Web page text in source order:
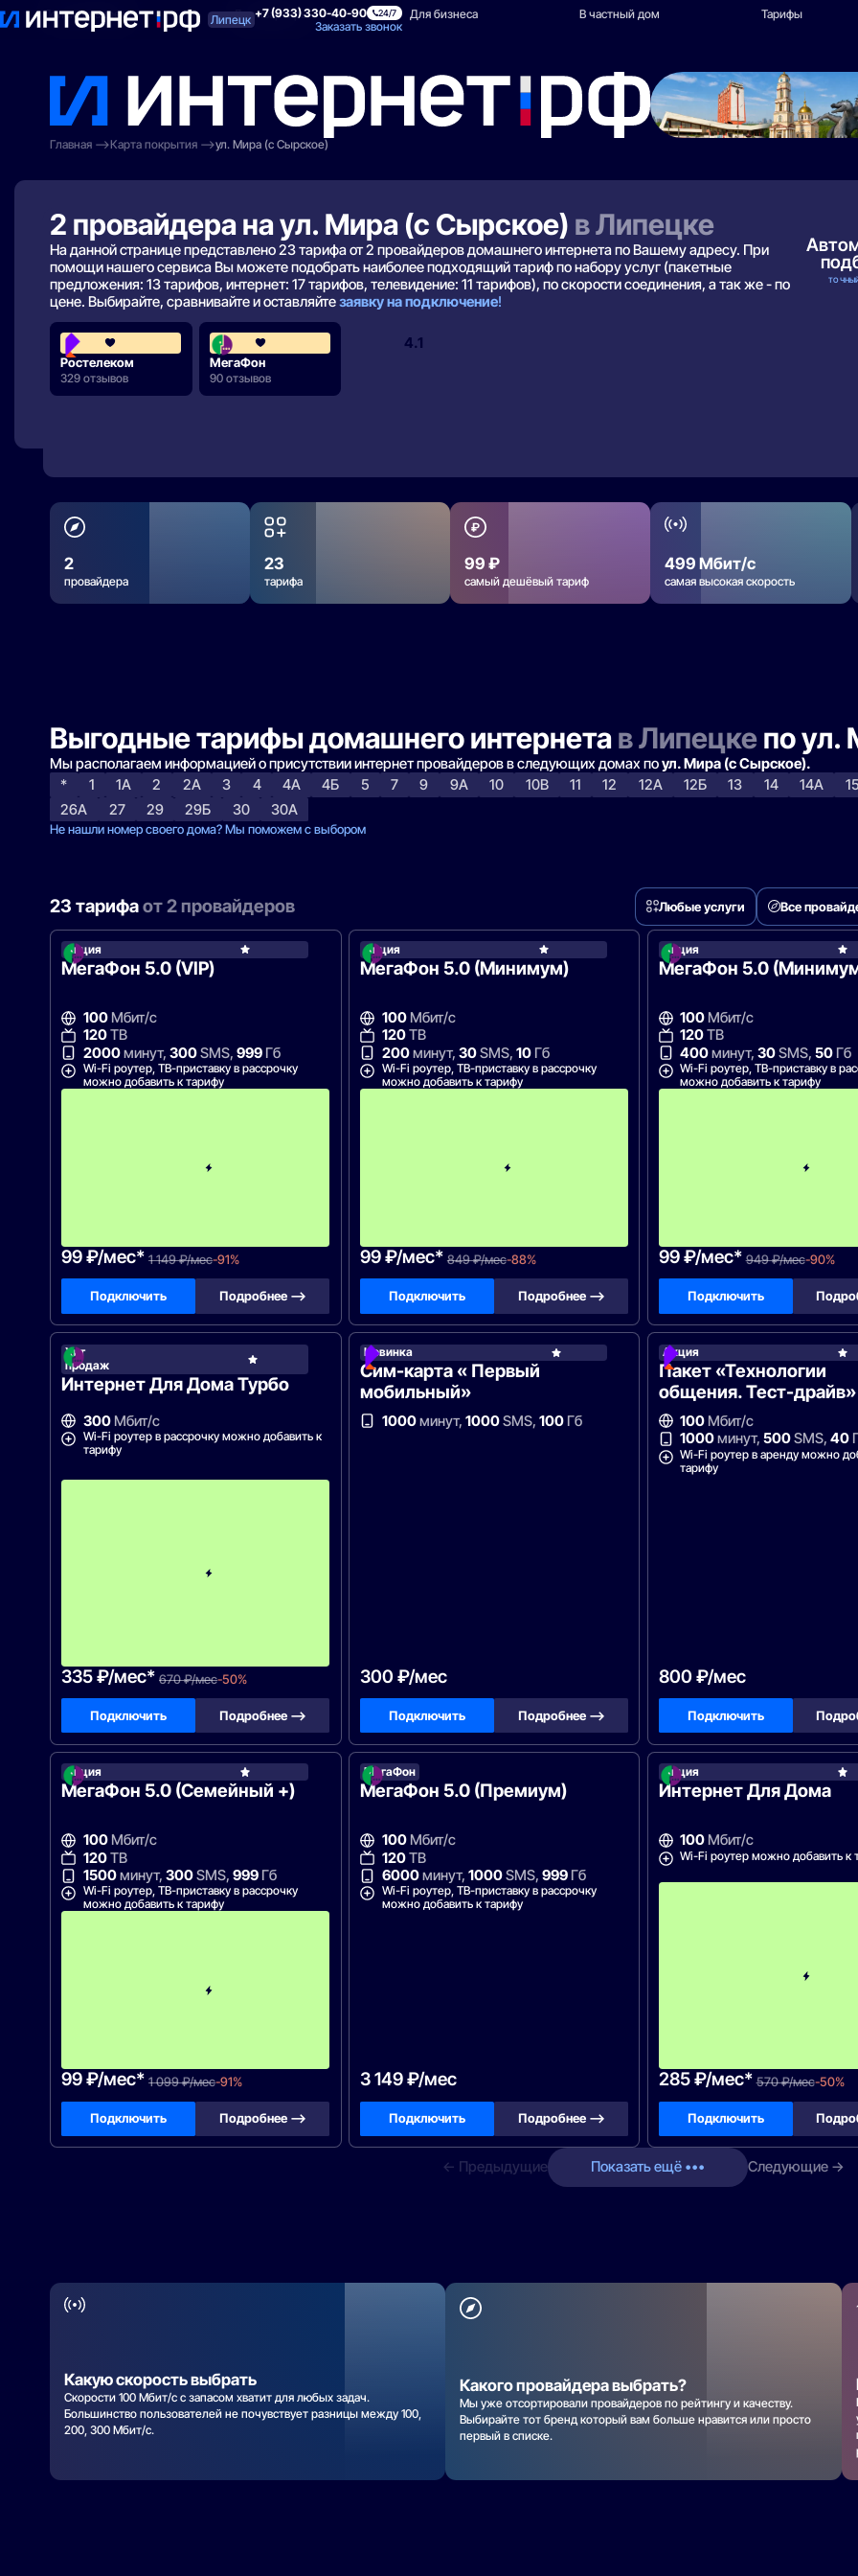
Липецк +7 (933) 330-40-90 24/7
Заказать звонок
Поиск по адресу Для квартиры Для бизнеса В частный дом Тарифы
Главная
Карта покрытия ул. Мира (с Сырское)
2 провайдера на ул. Мира (с Сырское) в Липецке
На данной странице представлено 23 тарифа от 2 провайдеров домашнего интернета по Вашему адресу. При
помощи нашего сервиса Вы можете подобрать наиболее подходящий тариф по набору услуг (пакетные
предложения: 13 тарифов, интернет: 17 тарифов, телевидение: 11 тарифов), по скорости соединения, а так же - по
цене. Выбирайте, сравнивайте и оставляйтезаявку на подключение!
3.8
Ростелеком
329 отзывов
4.1
МегаФон
90 отзывов
2
провайдера
23
тарифа
99 ₽
самый дешёвый тариф
499 Мбит/с
самая высокая скорость
Выгодные тарифы домашнего интернетав Липецкепо ул.
Мы располагаем информацией о присутствии интернет провайдеров в следующих домах поул. Мира (с Сырское).
*
1 1А 2 2А 3 4 4А 4Б 5 7 9 9А 10 10В 11 12 12А 12Б 13 14 14А 15
26А
27 29 29Б 30 30А
Не нашли номер своего дома? Мы поможем с выбором
23 тарифаот 2 провайдеров Любые услуги Все
Акция МегаФон
МегаФон 5.0 (VIP)
100Мбит/с
120ТВ
2000минут, 300SMS, 999Гб
Wi-Fi роутер, ТВ-приставку в рассрочку
можно добавить к тарифу
П
99 ₽/мес* 1 149 ₽/мес-91%
Подключить Подробнее —>
Акция МегаФон
МегаФон 5.0 (Минимум)
100Мбит/с
120ТВ
200минут, 30SMS, 10Гб
Wi-Fi роутер, ТВ-приставку в рассрочку
можно добавить к тарифу
99 ₽/мес* 849 ₽/мес-88%
Подключить Подробнее —>
Акция
МегаФон 5.0
100 Мбит/с
120ТВ
400минут,30SMS,50 Гб
Wi-Fi роутер, ТВ-приставку в
можно добавить к тарифу
99 ₽/мес* 949 ₽/мес-90%
Подключить
Хит
продаж
МегаФон
Интернет Для Дома Турбо
300Мбит/с
Wi-Fi роутер в рассрочку можно добавить к
тарифу
335 ₽/мес* 670 ₽/мес-50%
Подключить Подробнее —>
Новинка
Сим-карта « Первый
мобильный»
1000минут, 1000SMS, 100Гб
300 ₽/мес
Подключить Подробнее —>
Акция
Пакет «Технологии
общения. Тест-драйв»
100 Мбит/с
1000минут,500SMS,40
Wi-Fi роутер в аренду можно
тарифу
800 ₽/мес
Подключить
Акция МегаФон
МегаФон 5.0 (Семейный +)
100Мбит/с
120ТВ
1500минут, 300SMS, 999Гб
Wi-Fi роутер, ТВ-приставку в рассрочку
можно добавить к тарифу
99 ₽/мес* 1 099 ₽/мес-91%
Подключить Подробнее —>
МегаФон
МегаФон 5.0 (Премиум)
100Мбит/с
120ТВ
6000минут, 1000SMS, 999Гб
Wi-Fi роутер, ТВ-приставку в рассрочку
можно добавить к тарифу
3 149 ₽/мес
Подключить Подробнее —>
Акция
Интернет Для Дома
100 Мбит/с
Wi-Fi роутер можно добавить к
285 ₽/мес* 570 ₽/мес-50%
Подключить
← Предыдущие Показать ещё ••• Следующие →
Какую скорость выбрать
Скорости 100 Мбит/с с запасом хватит для любых задач.
Большинство пользователей не почувствует разницы между 100,
200, 300 Мбит/с.
Какого провайдера выбрать?
Мы уже отсортировали провайдеров по рейтингу и качеству.
Выбирайте тот бренд который вам больше нравится или просто
первый в списке.